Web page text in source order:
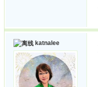
katnalee